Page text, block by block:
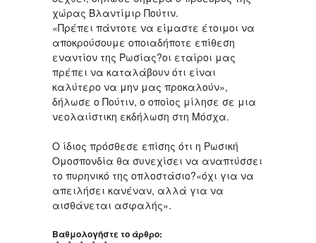
χώρας Βλαντίμιρ Πούτιν.
«Πρέπει πάντοτε να είμαστε έτοιμοι να
αποκρούσουμε οποιαδήποτε επίθεση
εναντίον της Ρωσίας?οι εταίροι μας
πρέπει να καταλάβουν ότι είναι
καλύτερο να μην μας προκαλούν»,
δήλωσε ο Πούτιν, ο οποίος μίλησε σε μια
νεολαιίστικη εκδήλωση στη Μόσχα.
Ο ίδιος πρόσθεσε επίσης ότι η Ρωσική
Ομοσπονδία θα συνεχίσει να αναπτύσσει
το πυρηνικό της οπλοστάσιο?«όχι για να
απειλήσει κανέναν, αλλά για να
αισθάνεται ασφαλής».
Βαθμολογήστε το άρθρο: